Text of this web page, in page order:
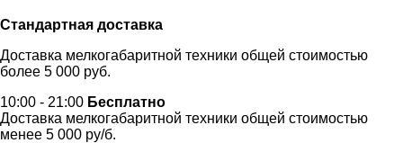
Стандартная доставка
Доставка мелкогабаритной техники общей стоимостью
более 5 000 руб.
10:00 - 21:00 Бесплатно
Доставка мелкогабаритной техники общей стоимостью
менее 5 000 ру/б.